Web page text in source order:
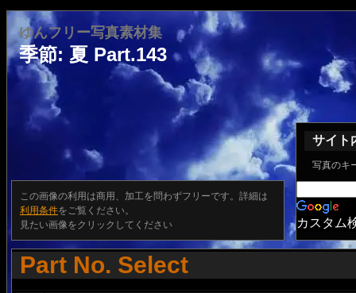
ゆんフリー写真素材集
季節: 夏 Part.143
この画像の利用は商用、加工を問わずフリーです。詳細は
利用条件をご覧ください。
見たい画像をクリックしてください
サイト
写真のキ
カスタム
Part No. Select